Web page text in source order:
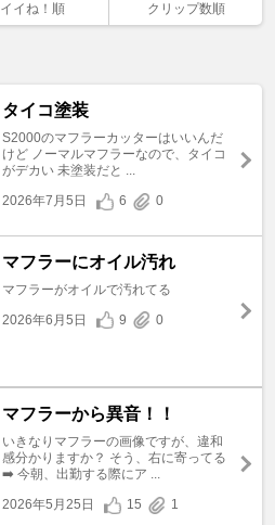
イイね！順 クリップ数順
タイコ塗装
S2000のマフラーカッターはいいんだ
けど ノーマルマフラーなので、タイコ
がデカい 未塗装だと ...
2026年7月5日
6 0
マフラーにオイル汚れ
マフラーがオイルで汚れてる
2026年6月5日
9 0
マフラーから異音！！
いきなりマフラーの画像ですが、違和
感分かりますか？ そう、右に寄ってる
➡️ 今朝、出勤する際にア ...
2026年5月25日
15 1